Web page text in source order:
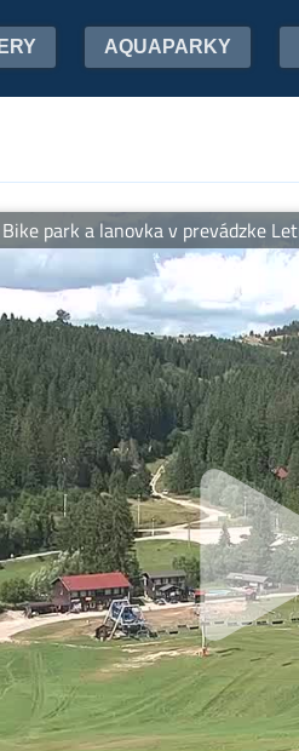
AQUAPARKY
a lanovka v prevádzke